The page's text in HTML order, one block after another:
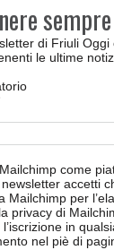
di Friuli
le ultime
come
accetti
Mailchimp per
privacy di
in
nel piè di